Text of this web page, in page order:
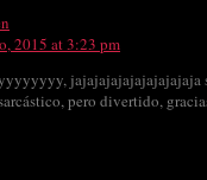
2015 at 3:23 pm
jajajajajajajajajajaja
pero divertido,